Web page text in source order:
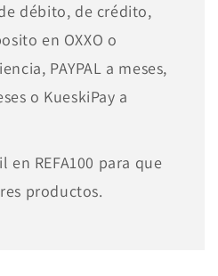
débito, de crédito,
en OXXO o
PAYPAL a meses,
o KueskiPay a
en REFA100 para que
productos.